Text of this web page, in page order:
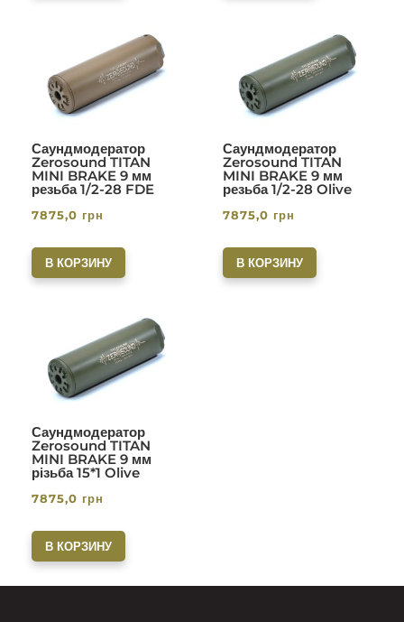
Саундмодератор
Zerosound TITAN
MINI BRAKE 9 мм
резьба 1/2-28 FDE
7875,0 грн
В КОРЗИНУ
Саундмодератор
Zerosound TITAN
MINI BRAKE 9 мм
резьба 1/2-28 Olive
7875,0 грн
В КОРЗИНУ
Саундмодератор
Zerosound TITAN
MINI BRAKE 9 мм
різьба 15*1 Olive
7875,0 грн
В КОРЗИНУ